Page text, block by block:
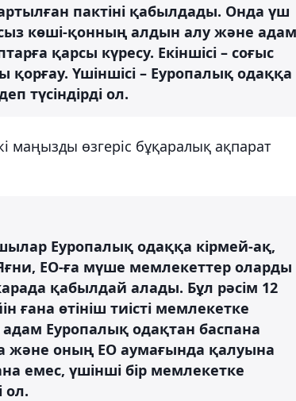
пактіні қабылдады. Онда үш
көші-қонның алдын алу және адам
қарсы күресу. Екіншісі – соғыс
Үшіншісі – Еуропалық одаққа
түсіндірді ол.
маңызды өзгеріс бұқаралық ақпарат
Еуропалық одаққа кірмей-ақ,
ЕО-ға мүше мемлекеттер оларды
қабылдай алады. Бұл рәсім 12
ғана өтініш тиісті мемлекетке
Еуропалық одақтан баспана
және оның ЕО аумағында қалуына
емес, үшінші бір мемлекетке
ол.